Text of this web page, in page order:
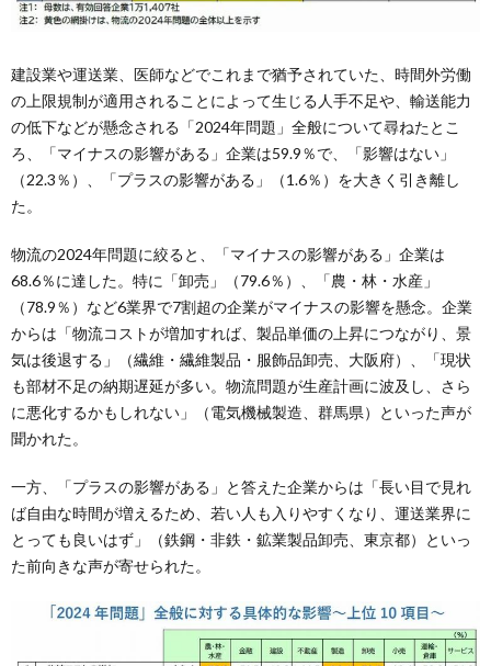
建設業や運送業、医師などでこれまで猶予されていた、時間外労働
の上限規制が適用されることによって生じる人手不足や、輸送能力
の低下などが懸念される「2024年問題」全般について尋ねたとこ
ろ、「マイナスの影響がある」企業は59.9％で、「影響はない」
（22.3％）、「プラスの影響がある」（1.6％）を大きく引き離し
た。
物流の2024年問題に絞ると、「マイナスの影響がある」企業は
68.6％に達した。特に「卸売」（79.6％）、「農・林・水産」
（78.9％）など6業界で7割超の企業がマイナスの影響を懸念。企業
からは「物流コストが増加すれば、製品単価の上昇につながり、景
気は後退する」（繊維・繊維製品・服飾品卸売、大阪府）、「現状
も部材不足の納期遅延が多い。物流問題が生産計画に波及し、さら
に悪化するかもしれない」（電気機械製造、群馬県）といった声が
聞かれた。
一方、「プラスの影響がある」と答えた企業からは「長い目で見れ
ば自由な時間が増えるため、若い人も入りやすくなり、運送業界に
とっても良いはず」（鉄鋼・非鉄・鉱業製品卸売、東京都）といっ
た前向きな声が寄せられた。